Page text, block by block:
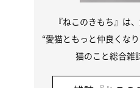
『ねこのきもち』は
“愛猫ともっと仲良くな
猫のこと総合雑